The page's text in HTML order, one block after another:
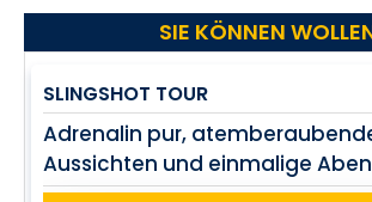
SIE KÖNNEN
SLINGSHOT TOUR
Adrenalin pur,
Aussichten und einmalige